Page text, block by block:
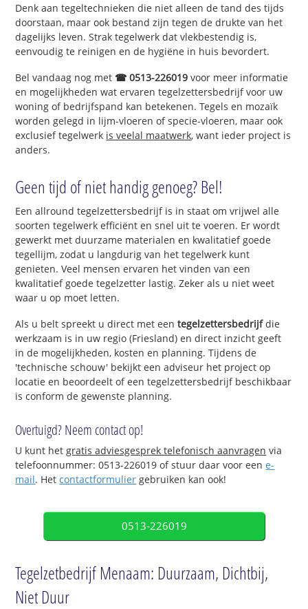
Denk aan tegeltechnieken die niet alleen de tand des tijds
doorstaan, maar ook bestand zijn tegen de drukte van het
dagelijks leven. Strak tegelwerk dat vlekbestendig is,
eenvoudig te reinigen en de hygiëne in huis bevordert.
Bel vandaag nog met ☎ 0513-226019 voor meer informatie
en mogelijkheden wat ervaren tegelzettersbedrijf voor uw
woning of bedrijfspand kan betekenen. Tegels en mozaïk
worden gelegd in lijm-vloeren of specie-vloeren, maar ook
exclusief tegelwerk is veelal maatwerk, want ieder project is
anders.
Geen tijd of niet handig genoeg? Bel!
Een allround tegelzettersbedrijf is in staat om vrijwel alle
soorten tegelwerk efficiënt en snel uit te voeren. Er wordt
gewerkt met duurzame materialen en kwalitatief goede
tegellijm, zodat u langdurig van het tegelwerk kunt
genieten. Veel mensen ervaren het vinden van een
kwalitatief goede tegelzetter lastig. Zeker als u niet weet
waar u op moet letten.
Als u belt spreekt u direct met eentegelzettersbedrijfdie
werkzaam is in uw regio (Friesland) en direct inzicht geeft
in de mogelijkheden, kosten en planning. Tijdens de
'technische schouw' bekijkt een adviseur het project op
locatie en beoordeelt of een tegelzettersbedrijf beschikbaar
is conform de gewenste planning.
Overtuigd? Neem contact op!
U kunt hetgratis adviesgesprek telefonisch aanvragen via
telefoonnummer: 0513-226019 of stuur daar voor eene-
mail. Hetcontactformulier gebruiken kan ook!
0513-226019
Tegelzetbedrijf Menaam: Duurzaam, Dichtbij,
Niet Duur